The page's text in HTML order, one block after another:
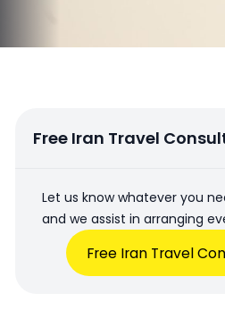
Free Iran Travel
Let us know whatever you
and we assist in arranging
Free Iran Travel